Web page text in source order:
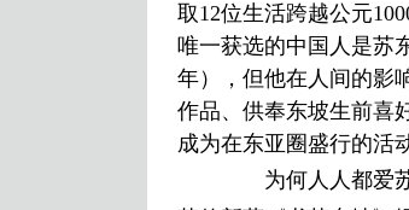
取12位生活跨越公元
唯一获选的中国人是苏
年），但他在人间的影
作品、供奉东坡生前喜
成为在东亚圈盛行的活
为何人人都爱苏